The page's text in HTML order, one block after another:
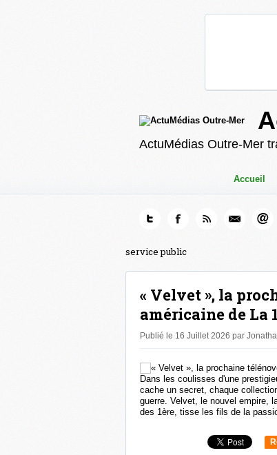
ActuMédias Outre-Mer
Accueil
service public
« Velvet », la
américaine de La
Publié le 16 Juillet 2026 par
Dans les coulisses d'une
cache un secret, chaque
guerre. Velvet, le nouvel empire,
des 1ère, tisse les fils de la